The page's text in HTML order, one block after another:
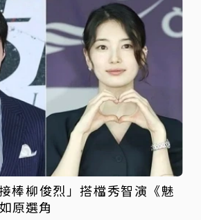
棒柳俊烈」搭檔秀智演《魅
原選角